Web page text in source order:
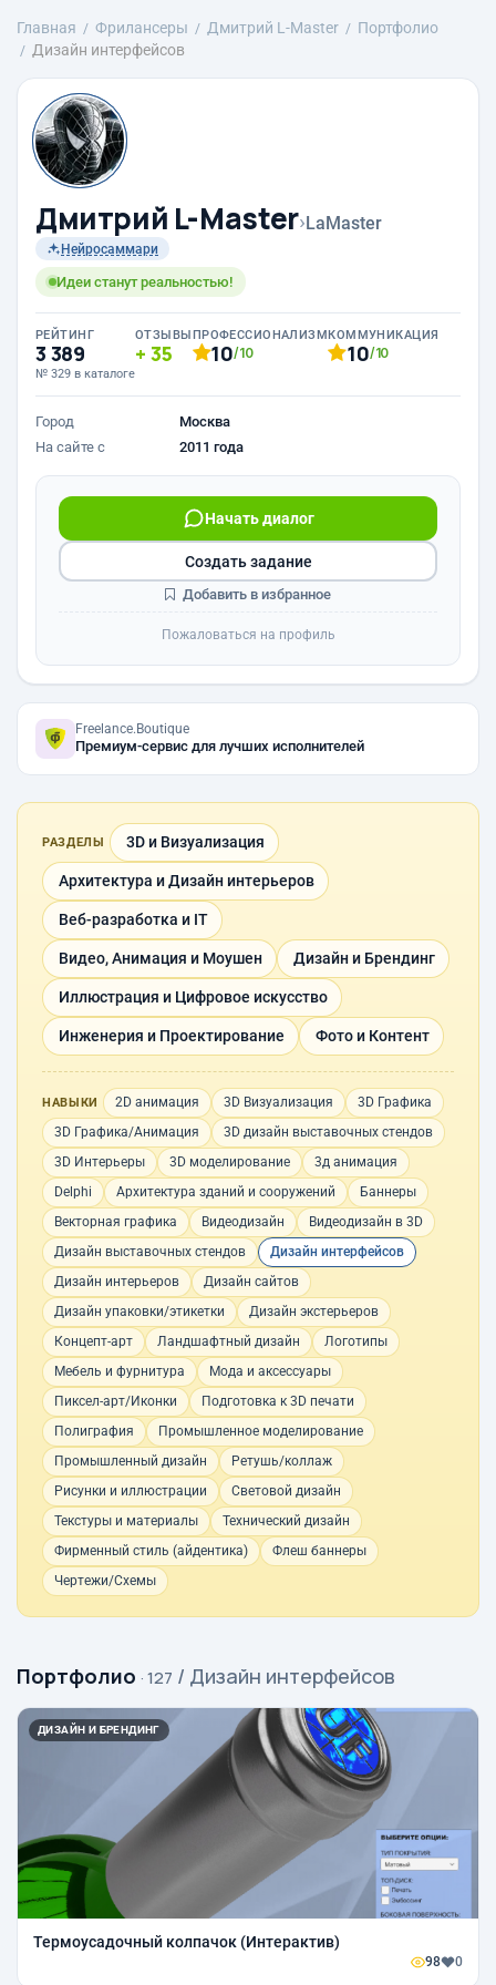
Главная Фрилансеры Дмитрий L-Master
Портфолио
Дизайн интерфейсов
Дмитрий L-Master›LaMaster
Нейросаммари
Идеи станут реальностью!
РЕЙТИНГ
3 389
№ 329 в каталоге
ОТЗЫВЫ
35
ПРОФЕССИОНАЛИЗМ
10/10
КОММУНИКАЦИЯ
10/10
Город
Москва
На сайте с
2011 года
Начать диалог
Создать задание
Добавить в избранное
Пожаловаться на профиль
Freelance.Boutique
Премиум-сервис для лучших исполнителей
РАЗДЕЛЫ 3D и Визуализация
Архитектура и Дизайн интерьеров
Веб-разработка и IT
Видео, Анимация и Моушен Дизайн и Брендинг
Иллюстрация и Цифровое искусство
Инженерия и Проектирование Фото и Контент
НАВЫКИ 2D анимация 3D Визуализация
3D Графика
3D Графика/Анимация
3D дизайн выставочных стендов
3D Интерьеры
3D моделирование
3д анимация
Delphi
Архитектура зданий и сооружений
Баннеры
Векторная графика
Видеодизайн
Видеодизайн в 3D
Дизайн выставочных стендов
Дизайн интерфейсов
Дизайн интерьеров
Дизайн сайтов
Дизайн упаковки/этикетки
Дизайн экстерьеров
Концепт-арт
Ландшафтный дизайн
Логотипы
Мебель и фурнитура
Мода и аксессуары
Пиксел-арт/Иконки
Подготовка к 3D печати
Полиграфия
Промышленное моделирование
Промышленный дизайн
Ретушь/коллаж
Рисунки и иллюстрации
Световой дизайн
Текстуры и материалы
Технический дизайн
Фирменный стиль (айдентика)
Флеш баннеры
Чертежи/Схемы
Портфолио · 127 / Дизайн интерфейсов
ДИЗАЙН И БРЕНДИНГ
Термоусадочный колпачок (Интерактив)
98 0